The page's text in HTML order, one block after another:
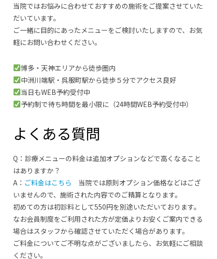
当院ではお悩みに合わせておすすめの施術をご提案させていた
だいています。
ご一緒に目的にあったメニューをご検討いたしますので、お気
軽にお問い合わせください。
博多・天神エリアから徒歩圏内
中洲川端駅・呉服町駅から徒歩５分でアクセス良好
当日もWEB予約受付中
予約制で待ち時間を最小限に（24時間WEB予約受付中）
よくある質問
Q：診療メニューの料金は追加オプションなどで高くなること
はありますか？
A： ご料金はこちら 当院では原則オプション価格などはござ
いませんので、施術された内容でのご精算となります。
初めての方は初診料として550円を別途いただいております。
なお会員制度をご利用された方が定価よりお安くご案内できる
場合はスタッフから確認させていただく場合があります。
ご料金についてご不明な点がございましたら、お気軽にご相談
ください。